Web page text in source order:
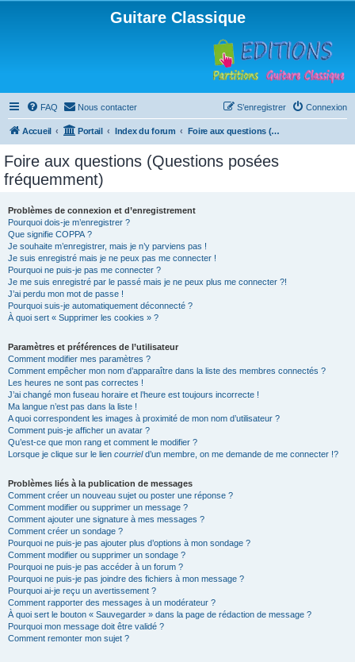
Guitare Classique
FAQ Nous contacter Connexion
S’enregistrer
Accueil Portail Index du forum Foire aux questions (Questions posées fréquemment)
Foire aux questions (Questions posées
fréquemment)
Problèmes de connexion et d’enregistrement
Pourquoi dois-je m’enregistrer ?
Que signifie COPPA ?
Je souhaite m’enregistrer, mais je n’y parviens pas !
Je suis enregistré mais je ne peux pas me connecter !
Pourquoi ne puis-je pas me connecter ?
Je me suis enregistré par le passé mais je ne peux plus me connecter ?!
J’ai perdu mon mot de passe !
Pourquoi suis-je automatiquement déconnecté ?
À quoi sert « Supprimer les cookies » ?
Paramètres et préférences de l’utilisateur
Comment modifier mes paramètres ?
Comment empêcher mon nom d’apparaître dans la liste des membres connectés ?
Les heures ne sont pas correctes !
J’ai changé mon fuseau horaire et l’heure est toujours incorrecte !
Ma langue n’est pas dans la liste !
A quoi correspondent les images à proximité de mon nom d’utilisateur ?
Comment puis-je afficher un avatar ?
Qu’est-ce que mon rang et comment le modifier ?
Lorsque je clique sur le lien courrield’un membre, on me demande de me connecter !?
Problèmes liés à la publication de messages
Comment créer un nouveau sujet ou poster une réponse ?
Comment modifier ou supprimer un message ?
Comment ajouter une signature à mes messages ?
Comment créer un sondage ?
Pourquoi ne puis-je pas ajouter plus d’options à mon sondage ?
Comment modifier ou supprimer un sondage ?
Pourquoi ne puis-je pas accéder à un forum ?
Pourquoi ne puis-je pas joindre des fichiers à mon message ?
Pourquoi ai-je reçu un avertissement ?
Comment rapporter des messages à un modérateur ?
À quoi sert le bouton « Sauvegarder » dans la page de rédaction de message ?
Pourquoi mon message doit être validé ?
Comment remonter mon sujet ?